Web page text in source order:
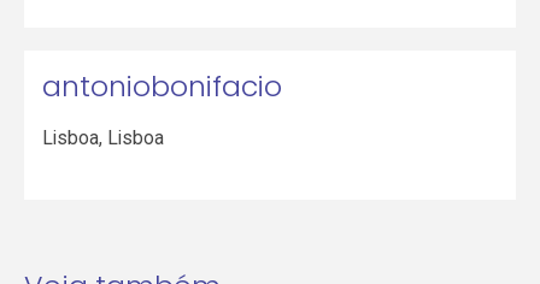
antoniobonifacio
Lisboa, Lisboa